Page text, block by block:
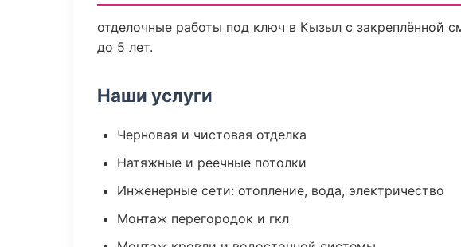
отделочные работы под ключ в Кызыл с закреплённой
до 5 лет.
Наши услуги
Черновая и чистовая отделка
Натяжные и реечные потолки
Инженерные сети: отопление, вода, электричество
Монтаж перегородок и гкл